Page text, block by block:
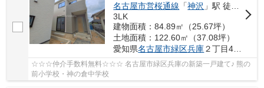
名古屋市営桜通線 「神沢 」駅 徒歩37分
3LK
建物面積：84.89㎡（25.67坪）
土地面積：122.60㎡（37.08坪）
愛知県名古屋市緑区兵庫２丁目412
☆☆☆仲介手数料無料☆☆☆ 名古屋市緑区兵庫の新築一戸建て♪ 熊の
前小学校・神の倉中学校